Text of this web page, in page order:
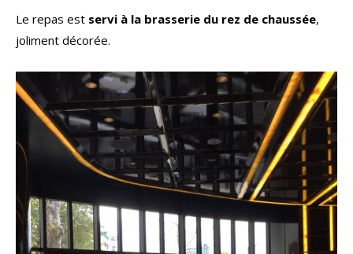
Le repas est servi à la brasserie du rez de chaussée,
joliment décorée.